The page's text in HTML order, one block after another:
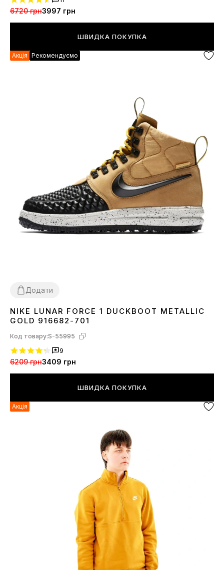
6720 грн3997 грн
ШВИДКА ПОКУПКА
Акція Рекомендуємо
Додати
4042 45
NIKE LUNAR FORCE 1 DUCKBOOT METALLIC
GOLD 916682-701
Код товару:S-55995
9
6209 грн3409 грн
ШВИДКА ПОКУПКА
Акція